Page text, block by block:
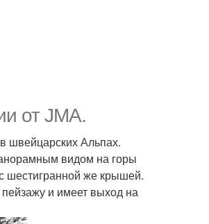
от JMA.
швейцарских Альпах.
видом на горы
шестигранной же крышей.
и имеет выход на